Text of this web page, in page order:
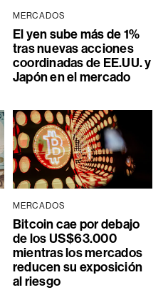
MERCADOS
El yen sube más de 1%
tras nuevas acciones
coordinadas de EE.UU. y
Japón en el mercado
MERCADOS
Bitcoin cae por debajo
de los US$63.000
mientras los mercados
reducen su exposición
al riesgo